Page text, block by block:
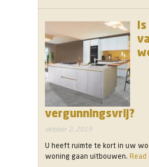
vergunningsvrij?
oktober 2, 2019
U heeft ruimte te kort in uw
woning gaan uitbouwen. Read